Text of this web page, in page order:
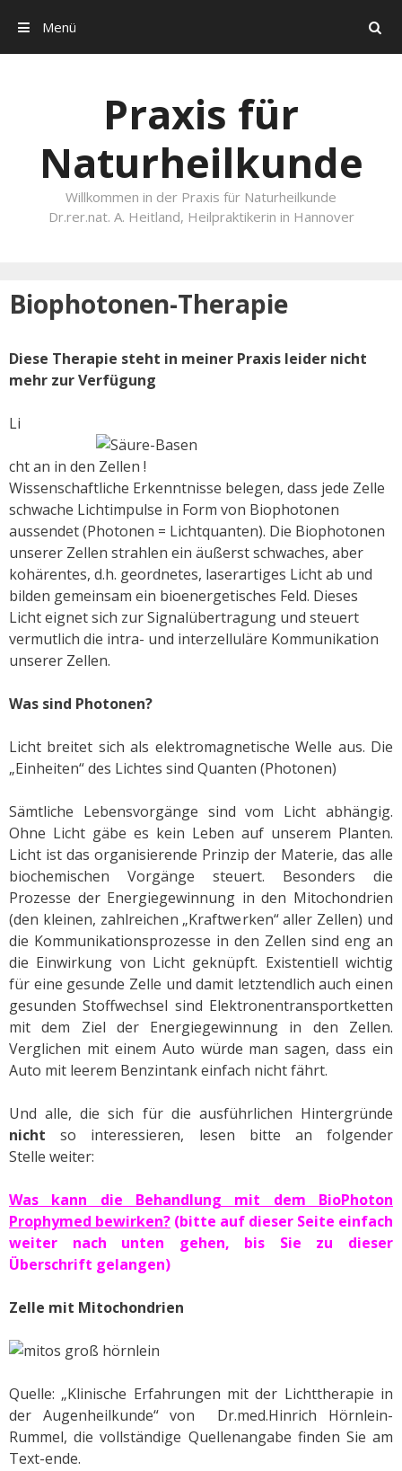
Search
Menü
Praxis für
Naturheilkunde
Willkommen in der Praxis für Naturheilkunde
Dr.rer.nat. A. Heitland, Heilpraktikerin in Hannover
Biophotonen-Therapie
Diese Therapie steht in meiner Praxis leider nicht
mehr zur Verfügung
Li
cht an in den Zellen !
Wissenschaftliche Erkenntnisse belegen, dass jede Zelle
schwache Lichtimpulse in Form von Biophotonen
aussendet (Photonen = Lichtquanten). Die Biophotonen
unserer Zellen strahlen ein äußerst schwaches, aber
kohärentes, d.h. geordnetes, laserartiges Licht ab und
bilden gemeinsam ein bioenergetisches Feld. Dieses
Licht eignet sich zur Signalübertragung und steuert
vermutlich die intra- und interzelluläre Kommunikation
unserer Zellen.
Was sind Photonen?
Licht breitet sich als elektromagnetische Welle aus. Die
„Einheiten“ des Lichtes sind Quanten (Photonen)
Sämtliche Lebensvorgänge sind vom Licht abhängig.
Ohne Licht gäbe es kein Leben auf unserem Planten.
Licht ist das organisierende Prinzip der Materie, das alle
biochemischen Vorgänge steuert. Besonders die
Prozesse der Energiegewinnung in den Mitochondrien
(den kleinen, zahlreichen „Kraftwerken“ aller Zellen) und
die Kommunikationsprozesse in den Zellen sind eng an
die Einwirkung von Licht geknüpft. Existentiell wichtig
für eine gesunde Zelle und damit letztendlich auch einen
gesunden Stoffwechsel sind Elektronentransportketten
mit dem Ziel der Energiegewinnung in den Zellen.
Verglichen mit einem Auto würde man sagen, dass ein
Auto mit leerem Benzintank einfach nicht fährt.
Und alle, die sich für die ausführlichen Hintergründe
nicht so interessieren, lesen bitte an folgender
Stelle weiter:
Was kann die Behandlung mit dem BioPhoton
Prophymed bewirken? (bitte auf dieser Seite einfach
weiter nach unten gehen, bis Sie zu dieser
Überschrift gelangen)
Zelle mit Mitochondrien
Quelle: „Klinische Erfahrungen mit der Lichttherapie in
der Augenheilkunde“ von Dr.med.Hinrich Hörnlein-
Rummel, die vollständige Quellenangabe finden Sie am
Text-ende.